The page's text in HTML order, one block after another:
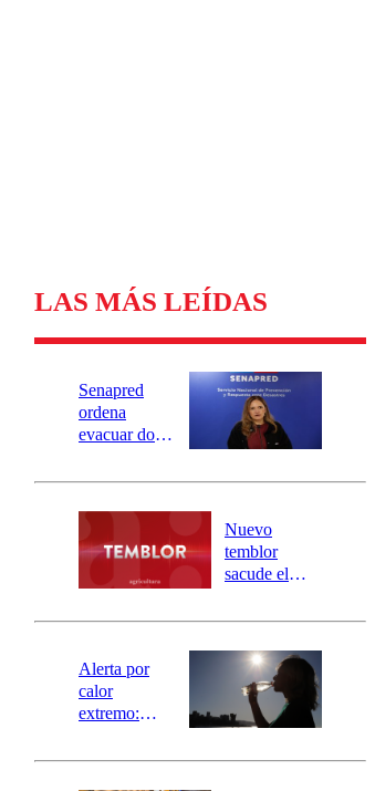
LAS MÁS LEÍDAS
Senapred
ordena
evacuar dos
Carahue por
río Damas:
activa
mensajería
SAE
Nuevo
temblor
sacude el
revisa la
epicentro
Alerta por
calor
extremo:
activa Alerta